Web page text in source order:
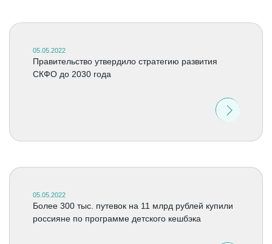
05.05.2022
Правительство утвердило стратегию развития
СКФО до 2030 года
05.05.2022
Более 300 тыс. путевок на 11 млрд рублей купили
россияне по программе детского кешбэка